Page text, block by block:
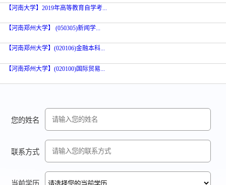
【河南大学】2019年高等教育自学考...
【河南郑州大学】 (050305)新闻学...
【河南郑州大学】(020106)金融本科...
【河南郑州大学】(020100)国际贸易...
您的姓名
联系方式